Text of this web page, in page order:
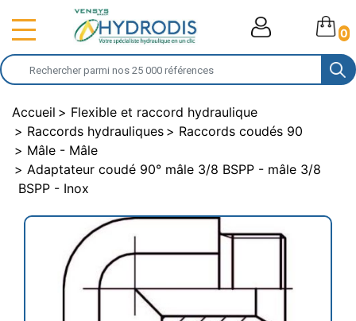
0
Accueil
Flexible et raccord hydraulique
Raccords hydrauliques
Raccords coudés 90
Mâle - Mâle
Adaptateur coudé 90° mâle 3/8 BSPP - mâle 3/8
BSPP - Inox